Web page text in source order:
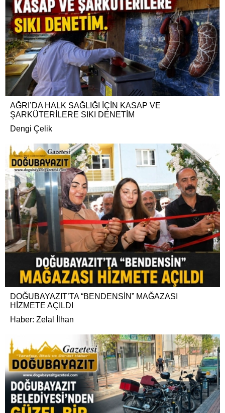
AĞRI’DA HALK SAĞLIĞI İÇİN KASAP VE
ŞARKÜTERİLERE SIKI DENETİM
Dengi Çelik
DOĞUBAYAZIT’TA “BENDENSİN” MAĞAZASI
HİZMETE AÇILDI
Haber: Zelal İlhan